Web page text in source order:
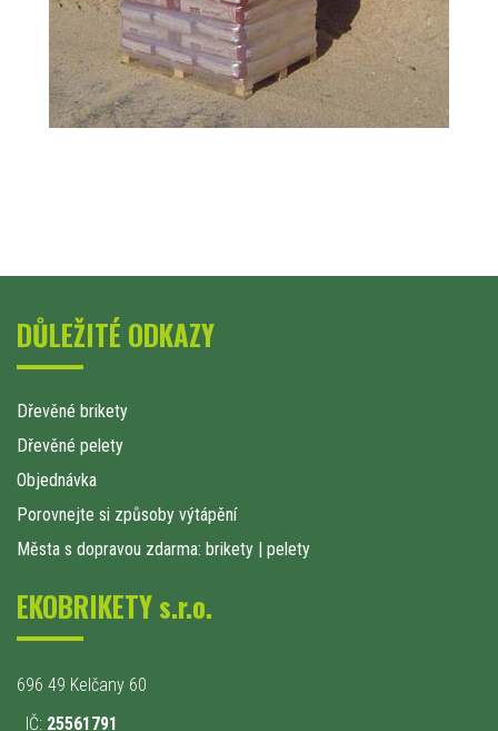
DŮLEŽITÉ ODKAZY
Dřevěné brikety
Dřevěné pelety
Objednávka
Porovnejte si způsoby výtápění
Města s dopravou zdarma: brikety | pelety
EKOBRIKETY s.r.o.
696 49 Kelčany 60
IČ: 25561791